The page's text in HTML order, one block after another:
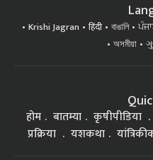
Krishi Jagran हिंदी বাঙালি
অসমীয়া
होम बातम्या कृषीपीडिया
प्रक्रिया
यशकथा